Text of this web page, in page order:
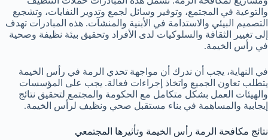
والتوعية في المجتمع، وتوفير وسائل لجمع وتدوير النفايات، وتشجيع
التصميم البيئي والاستدامة في الأبنية والمنشآت. هذه المبادرات تهدف
إلى تغيير الثقافة والسلوكيات لدى الأفراد وتحقيق بيئة نظيفة وصحية
في رأس الخيمة.
في النهاية، يجب أن ندرك أن مواجهة تحدي الرمة في رأس الخيمة
يتطلب تعاون الجميع واتخاذ إجراءات فعالة. يجب على المؤسسات
والهيئات العمل بشكل متكامل مع الحكومة والمجتمع لتحقيق نتائج
إيجابية والمساهمة في بناء مستقبل صحي ونظيف لرأس الخيمة.
نتائج مكافحة الرمة رأس الخيمة وتأثيرها المجتمعي